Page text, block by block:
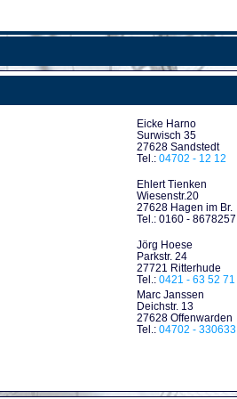
Eicke Harno
Surwisch 35
27628 Sandstedt
Tel.: 04702 - 12 12
Ehlert Tienken
Wiesenstr.20
27628 Hagen im Br.
Tel.: 0160 - 8678257
Jörg Hoese
Parkstr. 24
27721 Ritterhude
Tel.: 0421 - 63 52 71
Marc Janssen
Deichstr. 13
27628 Offenwarden
Tel.: 04702 - 330633